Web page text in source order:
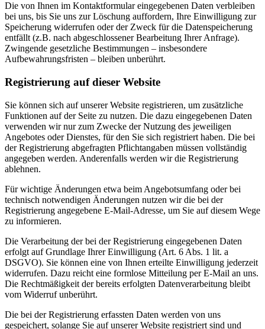
Die von Ihnen im Kontaktformular eingegebenen Daten verbleiben
bei uns, bis Sie uns zur Löschung auffordern, Ihre Einwilligung zur
Speicherung widerrufen oder der Zweck für die Datenspeicherung
entfällt (z.B. nach abgeschlossener Bearbeitung Ihrer Anfrage).
Zwingende gesetzliche Bestimmungen – insbesondere
Aufbewahrungsfristen – bleiben unberührt.
Registrierung auf dieser Website
Sie können sich auf unserer Website registrieren, um zusätzliche
Funktionen auf der Seite zu nutzen. Die dazu eingegebenen Daten
verwenden wir nur zum Zwecke der Nutzung des jeweiligen
Angebotes oder Dienstes, für den Sie sich registriert haben. Die bei
der Registrierung abgefragten Pflichtangaben müssen vollständig
angegeben werden. Anderenfalls werden wir die Registrierung
ablehnen.
Für wichtige Änderungen etwa beim Angebotsumfang oder bei
technisch notwendigen Änderungen nutzen wir die bei der
Registrierung angegebene E-Mail-Adresse, um Sie auf diesem Wege
zu informieren.
Die Verarbeitung der bei der Registrierung eingegebenen Daten
erfolgt auf Grundlage Ihrer Einwilligung (Art. 6 Abs. 1 lit. a
DSGVO). Sie können eine von Ihnen erteilte Einwilligung jederzeit
widerrufen. Dazu reicht eine formlose Mitteilung per E-Mail an uns.
Die Rechtmäßigkeit der bereits erfolgten Datenverarbeitung bleibt
vom Widerruf unberührt.
Die bei der Registrierung erfassten Daten werden von uns
gespeichert, solange Sie auf unserer Website registriert sind und